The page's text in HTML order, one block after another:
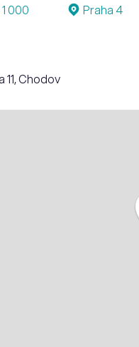
1 000 Praha 4
11, Chodov